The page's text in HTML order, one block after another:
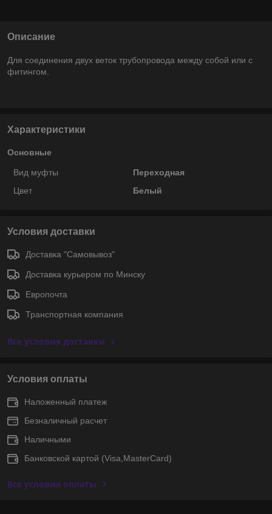
Описание
Для соединения двух веток трубопровода между собой или с
фитингом.
Характеристики
Основные
Вид муфты
Переходная
Цвет
Белый
Условия доставки
Доставка "Самовывоз"
Доставка курьером по Минску
Европочта
Транспортная компания
Все условия доставки
Условия оплаты
Наложенный платеж
Безналичный расчет
Наличными
Банковской картой (Visa,MasterCard)
Все условия оплаты